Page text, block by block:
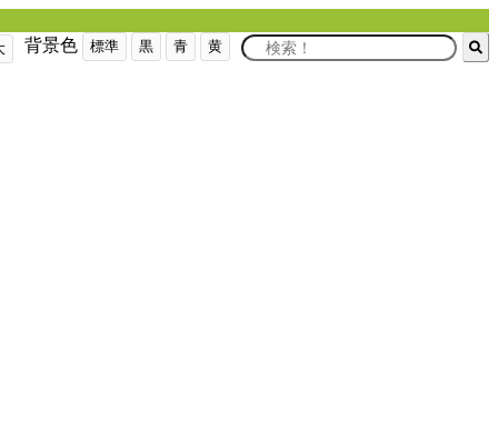
背景色 標準 黒 青 黄